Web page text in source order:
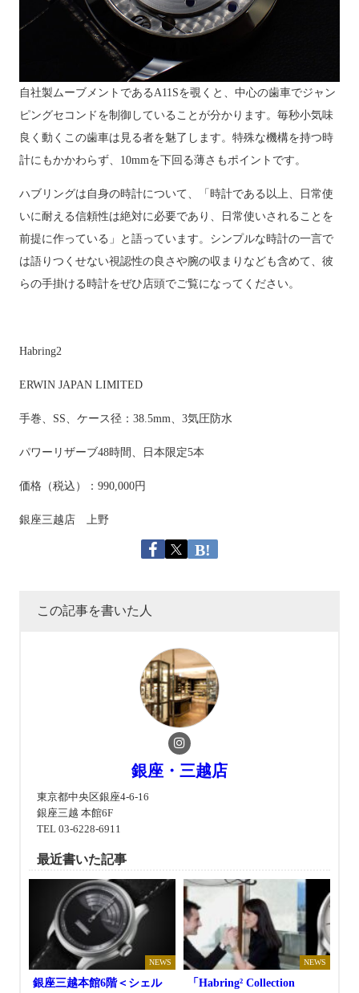
自社製ムーブメントであるA11Sを覗くと、中心の歯車でジャン
ピングセコンドを制御していることが分かります。毎秒小気味
良く動くこの歯車は見る者を魅了します。 特殊な機構を持つ時
計にもかかわらず、10mmを下回る薄さもポイントです。
ハブリングは自身の時計について、「時計である以上、日常使
いに耐える信頼性は絶対に必要であり、日常使いされることを
前提に作っている」と語っています。シンプルな時計の一言で
は語りつくせない視認性の良さや腕の収まりなども含めて、彼
らの手掛ける時計をぜひ店頭でご覧になってください。
Habring2
ERWIN JAPAN LIMITED
手巻、SS、ケース径：38.5mm、3気圧防水
パワーリザーブ48時間、日本限定5本
価格（税込）：990,000円
銀座三越店 上野
この記事を書いた人
銀座・三越店
東京都中央区銀座4-6-16
銀座三越 本館6F
TEL 03-6228-6911
最近書いた記事
NEWS
銀座三越本館6階＜シェル
NEWS
「Habring² Collection